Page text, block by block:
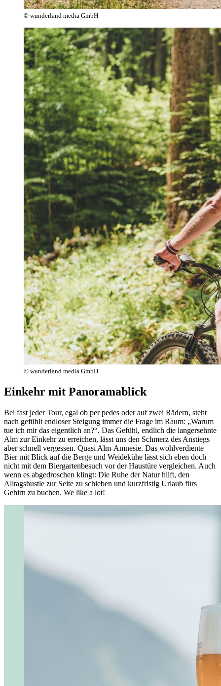
© wunderland media GmbH
© wunderland media GmbH
Einkehr mit Panoramablick
Bei fast jeder Tour, egal ob per pedes oder auf zwei Rädern, steht
nach gefühlt endloser Steigung immer die Frage im Raum: „Warum
tue ich mir das eigentlich an?“. Das Gefühl, endlich die langersehnte
Alm zur Einkehr zu erreichen, lässt uns den Schmerz des Anstiegs
aber schnell vergessen. Quasi Alm-Amnesie. Das wohlverdiente
Bier mit Blick auf die Berge und Weidekühe lässt sich eben doch
nicht mit dem Biergartenbesuch vor der Haustüre vergleichen. Auch
wenn es abgedroschen klingt: Die Ruhe der Natur hilft, den
Alltagshustle zur Seite zu schieben und kurzfristig Urlaub fürs
Gehirn zu buchen. We like a lot!